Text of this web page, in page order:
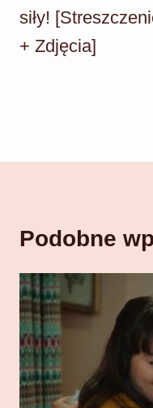
siły!
+ Zdjęcia]
Podobne